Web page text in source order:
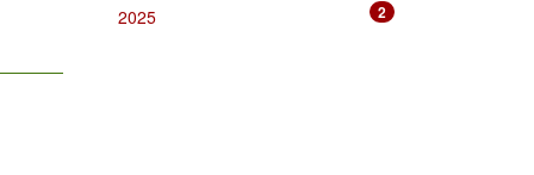
2
2025